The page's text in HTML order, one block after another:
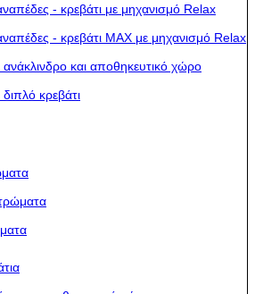
- κρεβάτι με μηχανισμό Relax
- κρεβάτι MAX με μηχανισμό Relax
ανάκλινδρο και αποθηκευτικό χώρο
κρεβάτι